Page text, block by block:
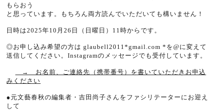
もらおう
と思っています。もちろん両方読んでいただいても構いません！
日時は2025年10月26日（日曜日） 11時からです。
◎お申し込み希望の方は glaubell2011*gmail.com *を@に変えて
送信してください。Instagramのメッセージでも受付しています。
→ お名前、ご連絡先（携帯番号）を書いていただきお申込
みください
●元文藝春秋の編集者・吉田尚子さんをファシリテーターにお迎え
して